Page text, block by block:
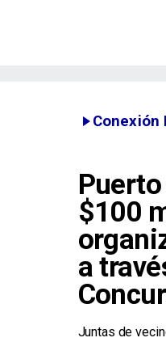
Conexión
$100
a
​Juntas de